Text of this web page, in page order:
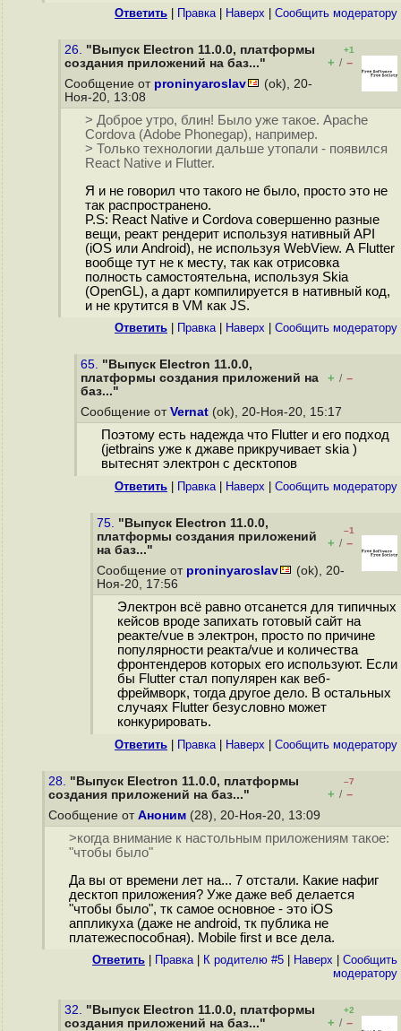
Ответить Правка| Наверх Cообщить модератору
26. "Выпуск Electron 11.0.0, платформы
создания приложений на баз..."
+1
+ / –
Сообщение от proninyaroslav
(ok), 20-
Ноя-20, 13:08
> Доброе утро, блин! Было уже такое. Apache
Cordova (Adobe Phonegap), например.
> Только технологии дальше утопали - появился
React Native и Flutter.
Я и не говорил что такого не было, просто это не
так распространено.
P.S: React Native и Cordova совершенно разные
вещи, реакт рендерит используя нативный API
(iOS или Android), не используя WebView. А Flutter
вообще тут не к месту, так как отрисовка
полность самостоятельна, используя Skia
(OpenGL), а дарт компилируется в нативный код,
и не крутится в VM как JS.
Ответить Правка| Наверх Cообщить модератору
65. "Выпуск Electron 11.0.0,
платформы создания приложений на
баз..."
+ / –
Сообщение от Vernat (ok), 20-Ноя-20, 15:17
Поэтому есть надежда что Flutter и его подход
(jetbrains уже к джаве прикручивает skia )
вытеснят электрон с десктопов
Ответить Правка| Наверх Cообщить модератору
75. "Выпуск Electron 11.0.0,
платформы создания приложений
на баз..."
–1
+ / –
Сообщение от proninyaroslav
(ok), 20-
Ноя-20, 17:56
Электрон всё равно отсанется для типичных
кейсов вроде запихать готовый сайт на
реакте/vue в электрон, просто по причине
популярности реакта/vue и количества
фронтендеров которых его используют. Если
бы Flutter стал популярен как веб-
фреймворк, тогда другое дело. В остальных
случаях Flutter безусловно может
конкурировать.
Ответить Правка| Наверх Cообщить модератору
28. "Выпуск Electron 11.0.0, платформы
создания приложений на баз..."
–7
+ / –
Сообщение от Аноним (28), 20-Ноя-20, 13:09
>когда внимание к настольным приложениям такое:
"чтобы было"
Да вы от времени лет на... 7 отстали. Какие нафиг
десктоп приложения? Уже даже веб делается
"чтобы было", тк самое основное - это iOS
аппликуха (даже не android, тк публика не
платежеспособная). Mobile first и все дела.
Ответить Правка| К родителю #5 Наверх
Cообщить
модератору
32. "Выпуск Electron 11.0.0, платформы
создания приложений на баз..."
+2
+ / –